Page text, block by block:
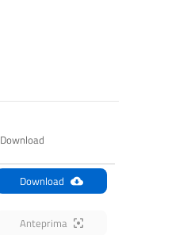
Download
Download
Anteprima